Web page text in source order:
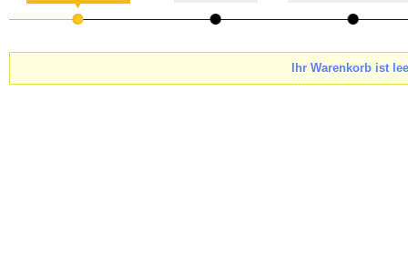
Ihr Warenkorb ist